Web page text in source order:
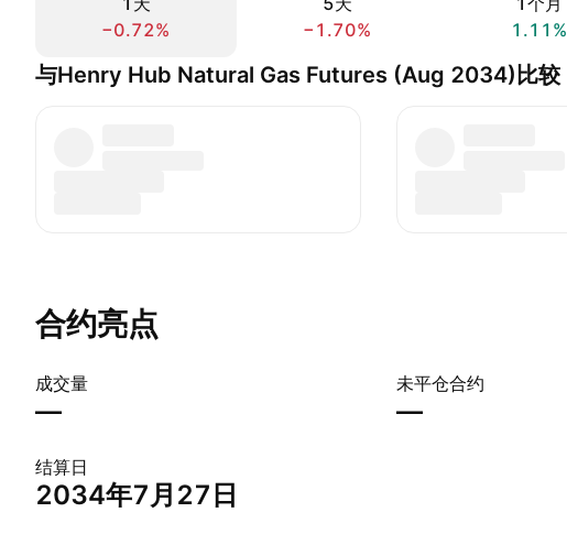
−0.72%
−1.70%
1.11%
与Henry Hub Natural Gas Futures (Aug 2034)比较
合约亮点
成交量
—
未平仓合约
—
结算日
2034年7月27日